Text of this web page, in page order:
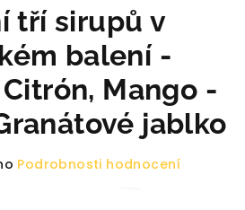
tří sirupů v
balení -
Mango -
jablko
Podrobnosti hodnocení